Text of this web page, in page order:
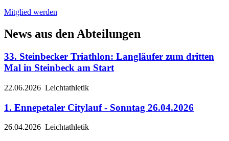
Mitglied werden
News aus den Abteilungen
33. Steinbecker Triathlon: Langläufer zum dritten
Mal in Steinbeck am Start
22.06.2026 Leichtathletik
1. Ennepetaler Citylauf - Sonntag 26.04.2026
26.04.2026 Leichtathletik